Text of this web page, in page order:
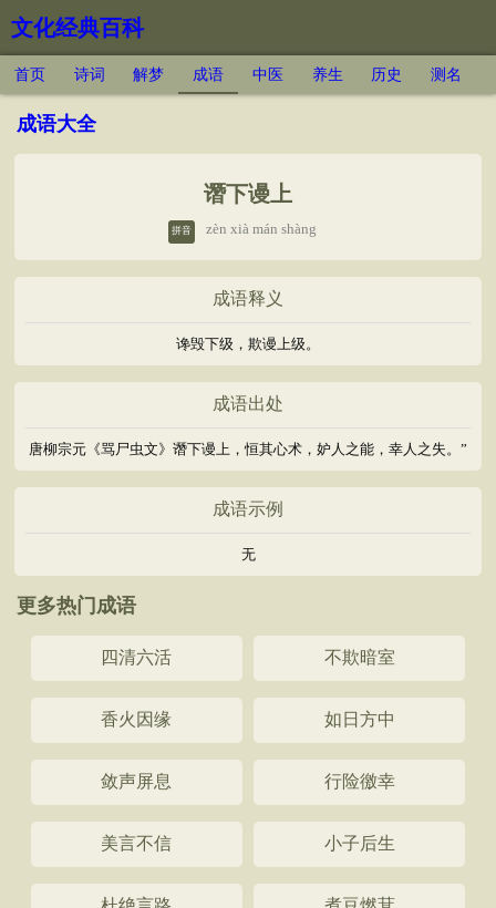
文化经典百科
首页 诗词 解梦 成语 中医 养生 历史 测名
成语大全
谮下谩上
拼音 zèn xià mán shàng
成语释义
谗毁下级，欺谩上级。
成语出处
唐柳宗元《骂尸虫文》谮下谩上，恒其心术，妒人之能，幸人之失。”
成语示例
无
更多热门成语
四清六活 不欺暗室
香火因缘 如日方中
敛声屏息 行险徼幸
美言不信 小子后生